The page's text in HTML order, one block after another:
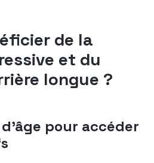
de la
et du
longue ?
pour accéder